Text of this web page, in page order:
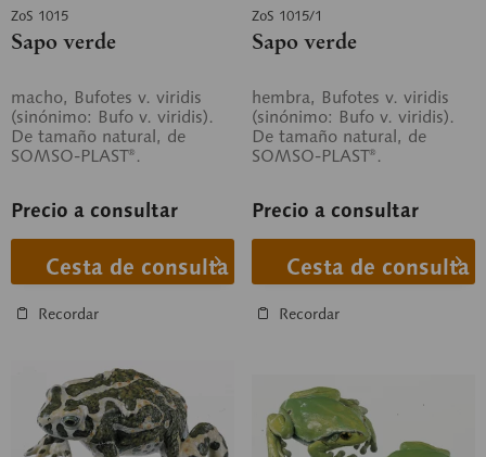
ZoS 1015
Sapo verde
macho, Bufotes v. viridis
(sinónimo: Bufo v. viridis).
De tamaño natural, de
SOMSO-PLAST®.
Precio a consultar
Cesta de consulta
Recordar
ZoS 1015/1
Sapo verde
hembra, Bufotes v. viridis
(sinónimo: Bufo v. viridis).
De tamaño natural, de
SOMSO-PLAST®.
Precio a consultar
Cesta de consulta
Recordar